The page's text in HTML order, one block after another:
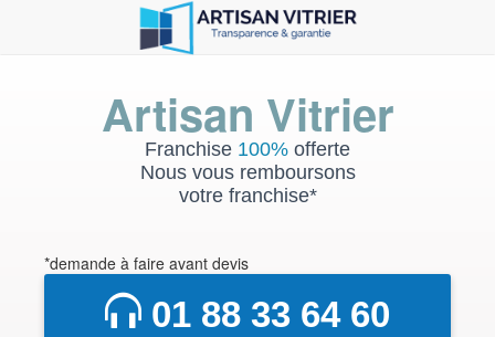
Artisan Vitrier
Franchise 100% offerte
Nous vous remboursons
votre franchise*
*demande à faire avant devis
01 88 33 64 60